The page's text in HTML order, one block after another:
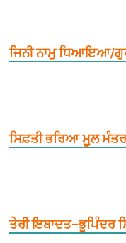
ਜਿਨੀ ਨਾਮੁ ਧਿਆਇਆ/
ਸਿਫ਼ਤੀ ਭਰਿਆ ਮੂ਼ਲ
ਤੇਰੀ ਇਬਾਦਤ–ਭੂਪਿੰਦਰ